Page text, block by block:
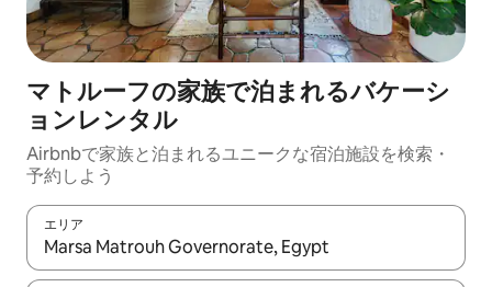
マトルーフの家族で泊まれるバケーシ
ョンレンタル
Airbnbで家族と泊まれるユニークな宿泊施設を検索・
予約しよう
エリア
検索結果が表示されたら、上下の矢印キーを使って移動するか